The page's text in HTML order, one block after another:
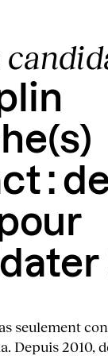
:
seulement
Depuis 2010,